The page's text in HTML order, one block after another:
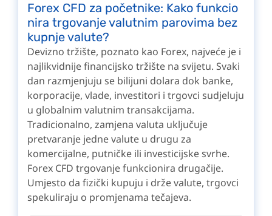
Forex CFD za početnike: Kako funkcio
nira trgovanje valutnim parovima bez
kupnje valute?
Devizno tržište, poznato kao Forex, najveće je i
najlikvidnije financijsko tržište na svijetu. Svaki
dan razmjenjuju se bilijuni dolara dok banke,
korporacije, vlade, investitori i trgovci sudjeluju
u globalnim valutnim transakcijama.
Tradicionalno, zamjena valuta uključuje
pretvaranje jedne valute u drugu za
komercijalne, putničke ili investicijske svrhe.
Forex CFD trgovanje funkcionira drugačije.
Umjesto da fizički kupuju i drže valute, trgovci
spekuliraju o promjenama tečajeva.